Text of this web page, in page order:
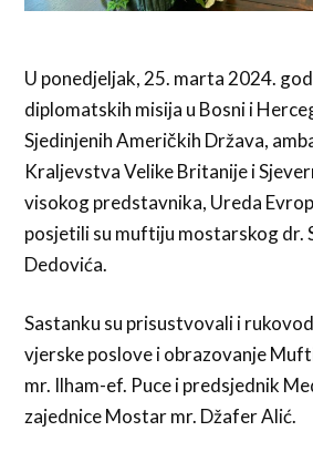
U ponedjeljak, 25. marta 2024.
diplomatskih misija u Bosni i
Sjedinjenih Američkih Država,
Kraljevstva Velike Britanije i
visokog predstavnika, Ureda
posjetili su muftiju mostarskog dr.
Dedovića.
Sastanku su prisustvovali i
vjerske poslove i obrazovanje
mr. Ilham-ef. Puce i predsjednik
zajednice Mostar mr. Džafer Alić.